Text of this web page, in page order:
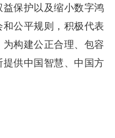
保护以及缩小数字鸿
公平规则，积极代表
构建公正合理、包容
供中国智慧、中国方